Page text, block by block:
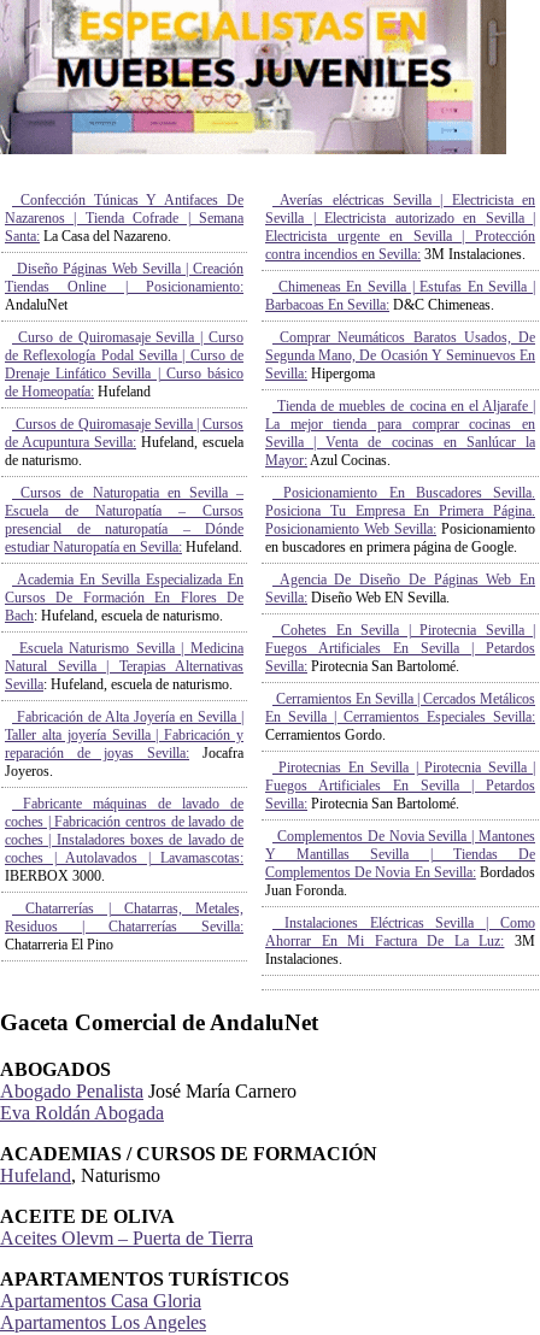
Confección Túnicas Y Antifaces De
Nazarenos | Tienda Cofrade | Semana
Santa: La Casa del Nazareno.
Diseño Páginas Web Sevilla | Creación
Tiendas Online | Posicionamiento:
AndaluNet
Curso de Quiromasaje Sevilla | Curso
de Reflexología Podal Sevilla | Curso de
Drenaje Linfático Sevilla | Curso básico
de Homeopatía: Hufeland
Cursos de Quiromasaje Sevilla | Cursos
de Acupuntura Sevilla: Hufeland, escuela
de naturismo.
Cursos de Naturopatia en Sevilla –
Escuela de Naturopatía – Cursos
presencial de naturopatía – Dónde
estudiar Naturopatía en Sevilla: Hufeland.
Academia En Sevilla Especializada En
Cursos De Formación En Flores De
Bach: Hufeland, escuela de naturismo.
Escuela Naturismo Sevilla | Medicina
Natural Sevilla | Terapias Alternativas
Sevilla: Hufeland, escuela de naturismo.
Fabricación de Alta Joyería en Sevilla |
Taller alta joyería Sevilla | Fabricación y
reparación de joyas Sevilla: Jocafra
Joyeros.
Fabricante máquinas de lavado de
coches | Fabricación centros de lavado de
coches | Instaladores boxes de lavado de
coches | Autolavados | Lavamascotas:
IBERBOX 3000.
Chatarrerías | Chatarras, Metales,
Residuos | Chatarrerías Sevilla:
Chatarreria El Pino
Averías eléctricas Sevilla | Electricista en
Sevilla | Electricista autorizado en Sevilla |
Electricista urgente en Sevilla | Protección
contra incendios en Sevilla: 3M Instalaciones.
Chimeneas En Sevilla | Estufas En Sevilla |
Barbacoas En Sevilla: D&C Chimeneas.
Comprar Neumáticos Baratos Usados, De
Segunda Mano, De Ocasión Y Seminuevos En
Sevilla: Hipergoma
Tienda de muebles de cocina en el Aljarafe |
La mejor tienda para comprar cocinas en
Sevilla | Venta de cocinas en Sanlúcar la
Mayor:Azul Cocinas.
Posicionamiento En Buscadores Sevilla.
Posiciona Tu Empresa En Primera Página.
Posicionamiento Web Sevilla: Posicionamiento
en buscadores en primera página de Google.
Agencia De Diseño De Páginas Web En
Sevilla: Diseño Web EN Sevilla.
Cohetes En Sevilla | Pirotecnia Sevilla |
Fuegos Artificiales En Sevilla | Petardos
Sevilla: Pirotecnia San Bartolomé.
Cerramientos En Sevilla | Cercados Metálicos
En Sevilla | Cerramientos Especiales Sevilla:
Cerramientos Gordo.
Pirotecnias En Sevilla | Pirotecnia Sevilla |
Fuegos Artificiales En Sevilla | Petardos
Sevilla: Pirotecnia San Bartolomé.
Complementos De Novia Sevilla | Mantones
Y Mantillas Sevilla | Tiendas De
Complementos De Novia En Sevilla:Bordados
Juan Foronda.
Instalaciones Eléctricas Sevilla | Como
Ahorrar En Mi Factura De La Luz: 3M
Instalaciones.
Gaceta Comercial de AndaluNet
ABOGADOS
Abogado Penalista José María Carnero
Eva Roldán Abogada
ACADEMIAS / CURSOS DE FORMACIÓN
Hufeland, Naturismo
ACEITE DE OLIVA
Aceites Olevm – Puerta de Tierra
APARTAMENTOS TURÍSTICOS
Apartamentos Casa Gloria
Apartamentos Los Angeles